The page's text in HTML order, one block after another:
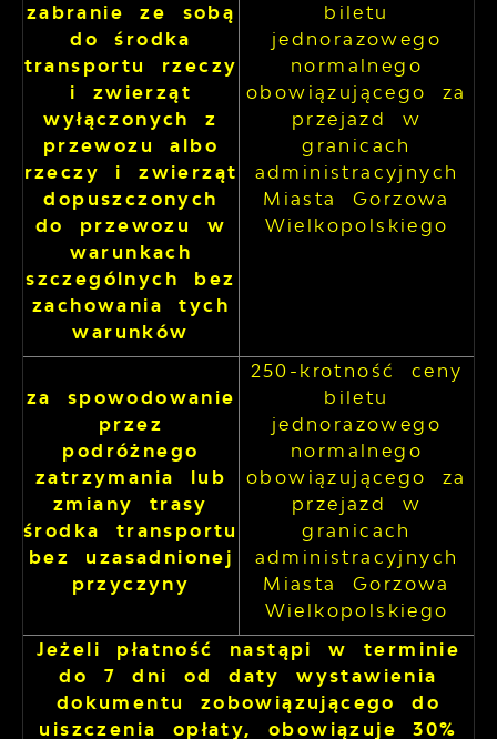
zabranie ze sobą
do środka
transportu rzeczy
i zwierząt
wyłączonych z
przewozu albo
rzeczy i zwierząt
dopuszczonych
do przewozu w
warunkach
szczególnych bez
zachowania tych
warunków
biletu
jednorazowego
normalnego
obowiązującego za
przejazd w
granicach
administracyjnych
Miasta Gorzowa
Wielkopolskiego
za spowodowanie
przez
podróżnego
zatrzymania lub
zmiany trasy
środka transportu
bez uzasadnionej
przyczyny
250-krotność ceny
biletu
jednorazowego
normalnego
obowiązującego za
przejazd w
granicach
administracyjnych
Miasta Gorzowa
Wielkopolskiego
Jeżeli płatność nastąpi w terminie
do 7 dni od daty wystawienia
dokumentu zobowiązującego do
uiszczenia opłaty, obowiązuje 30%